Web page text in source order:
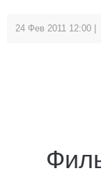
24 Фев 2011 12:00